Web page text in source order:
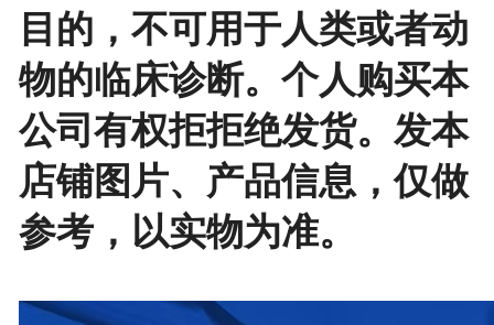
目的，不可用于人类或者动
物的临床诊断。个人购买本
公司有权拒拒绝发货。发本
店铺图片、产品信息，仅做
参考，以实物为准。